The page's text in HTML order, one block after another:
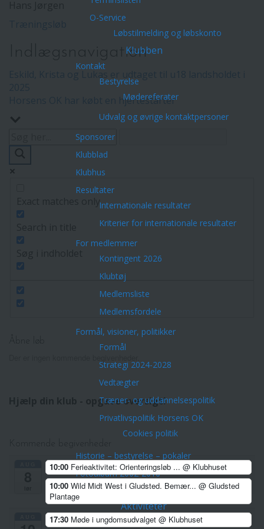
O-Service
Løbstilmelding og løbskonto
Klubben
Kontakt
Bestyrelse
Mødereferater
Udvalg og øvrige kontaktpersoner
Sponsorer
Klubblad
Klubhus
Resultater
Internationale resultater
Kriterier for internationale resultater
For medlemmer
Kontingent 2026
Klubtøj
Medlemsliste
Medlemsfordele
Formål, visioner, politikker
Formål
Strategi 2024-2028
Vedtægter
Træner- og uddannelsespolitik
Privatlivspolitik Horsens OK
Cookies politik
Historie – bestyrelse – pokaler
Fotoalbum 2002-2010
Orienteringskort
Aktiviteter
Arrangementer/Åbne løb
Indlægsnavigation
Horsens OK har købt en hjertestarter
Exact matches only
Hjælp din klub - opgave oversigt!
10:00 Ferieaktivitet: Orienteringsløb ... @ Klubhuset
10:00 Wild Midt West i Gludsted. Bemær... @ Gludsted
Plantage
17:30 Møde i ungdomsudvalget @ Klubhuset